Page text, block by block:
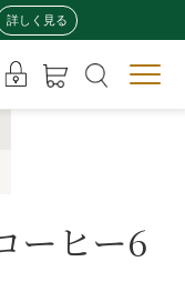
詳しく見る
ーヒー6